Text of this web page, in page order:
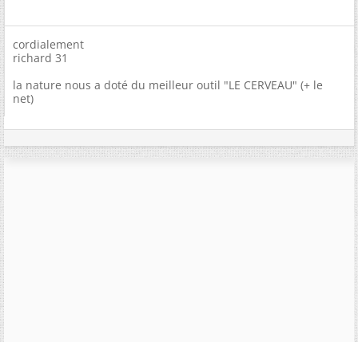
cordialement
richard 31
la nature nous a doté du meilleur outil "LE CERVEAU" (+ le
net)